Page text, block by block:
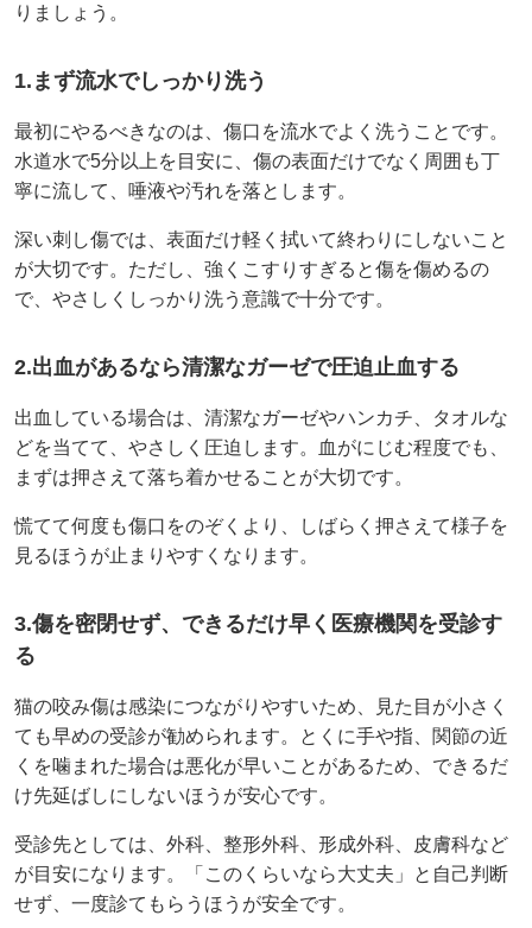
りましょう。
1.まず流水でしっかり洗う
最初にやるべきなのは、傷口を流水でよく洗うことです。
水道水で5分以上を目安に、傷の表面だけでなく周囲も丁
寧に流して、唾液や汚れを落とします。
深い刺し傷では、表面だけ軽く拭いて終わりにしないこと
が大切です。ただし、強くこすりすぎると傷を傷めるの
で、やさしくしっかり洗う意識で十分です。
2.出血があるなら清潔なガーゼで圧迫止血する
出血している場合は、清潔なガーゼやハンカチ、タオルな
どを当てて、やさしく圧迫します。血がにじむ程度でも、
まずは押さえて落ち着かせることが大切です。
慌てて何度も傷口をのぞくより、しばらく押さえて様子を
見るほうが止まりやすくなります。
3.傷を密閉せず、できるだけ早く医療機関を受診す
る
猫の咬み傷は感染につながりやすいため、見た目が小さく
ても早めの受診が勧められます。とくに手や指、関節の近
くを噛まれた場合は悪化が早いことがあるため、できるだ
け先延ばしにしないほうが安心です。
受診先としては、外科、整形外科、形成外科、皮膚科など
が目安になります。「このくらいなら大丈夫」と自己判断
せず、一度診てもらうほうが安全です。